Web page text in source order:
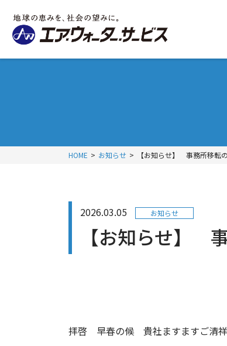
HOME お知らせ 【お知らせ】 事務所移転
2026.03.05 お知らせ
【お知らせ】
拝啓 早春の候 貴社ますますご清祥